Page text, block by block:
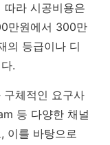
따라 시공비용은
만원에서 300만
의 등급이나 디
.
구체적인 요구사
등 다양한 채널
이를 바탕으로